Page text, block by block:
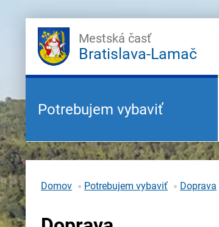
Mestská časť
Bratislava-Lamač
Potrebujem vybaviť
Domov Potrebujem vybaviť Doprava